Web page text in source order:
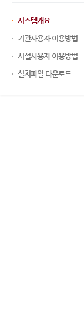
시스템개요
기관사용자 이용방법
시설사용자 이용방법
설치파일 다운로드